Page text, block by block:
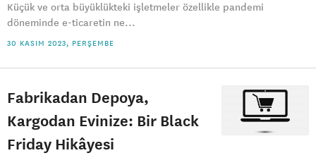
Küçük ve orta büyüklükteki işletmeler özellikle pandemi
döneminde e-ticaretin ne...
30 KASIM 2023, PERŞEMBE
Fabrikadan Depoya,
Kargodan Evinize: Bir Black
Friday Hikâyesi